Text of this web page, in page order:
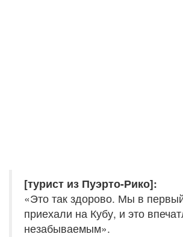
[турист из Пуэрто-Рико]:
«Это так здорово. Мы в
приехали на Кубу, и это
незабываемым».